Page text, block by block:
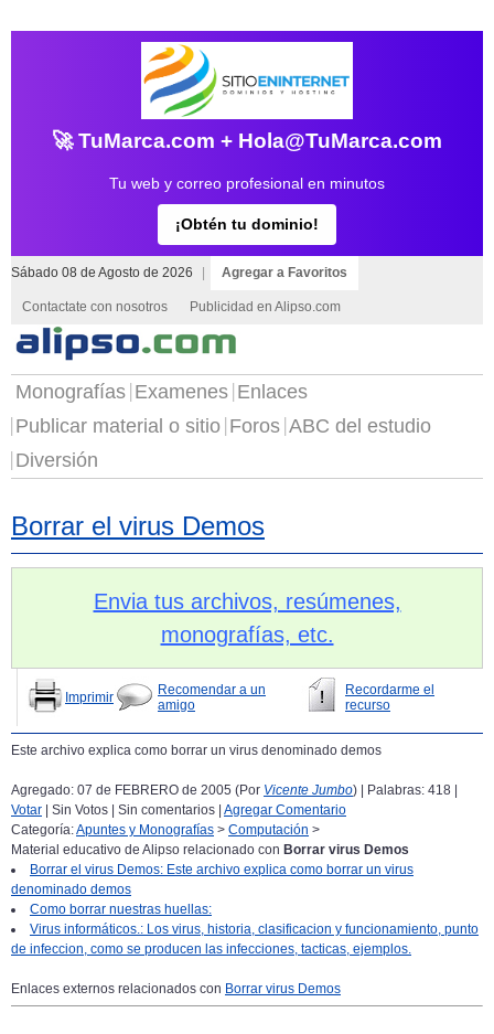
🚀 TuMarca.com + Hola@TuMarca.com
Tu web y correo profesional en minutos
¡Obtén tu dominio!
Sábado 08 de Agosto de 2026 Agregar a Favoritos
Contactate con nosotros Publicidad en Alipso.com
Monografías Examenes Enlaces
Publicar material o sitio Foros ABC del estudio
Diversión
Borrar el virus Demos
Envia tus archivos, resúmenes,
monografías, etc.
Imprimir
Recomendar a un
amigo
Recordarme el
recurso
Este archivo explica como borrar un virus denominado demos
Agregado: 07 de FEBRERO de 2005 (Por Vicente Jumbo) | Palabras: 418 |
Votar | Sin Votos | Sin comentarios | Agregar Comentario
Categoría:Apuntes y Monografías > Computación >
Material educativo de Alipso relacionado con Borrar virus Demos
Borrar el virus Demos: Este archivo explica como borrar un virus
denominado demos
Como borrar nuestras huellas:
Virus informáticos.: Los virus, historia, clasificacion y funcionamiento, punto
de infeccion, como se producen las infecciones, tacticas, ejemplos.
Enlaces externos relacionados con Borrar virus Demos